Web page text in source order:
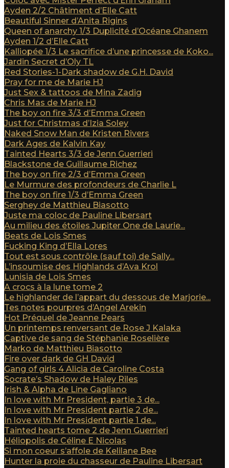
Ayden 2/2 Châtiment d’Elle Catt
Beautiful Sinner d’Anita Rigins
Queen of anarchy 1/3 Duplicité d’Océane Ghanem
Ayden 1/2 d’Elle Catt
Kalliopée 1/3 Le sacrifice d’une princesse de Koko...
Jardin Secret d’Oly TL
Red Stories-1-Dark shadow de G.H. David
Pray for me de Marie HJ
Just Sex & tattoos de Mina Zadig
Chris Mas de Marie HJ
The boy on fire 3/3 d’Emma Green
Just for Christmas d’Izia Soley
Naked Snow Man de Kristen Rivers
Dark Ages de Kalvin Kay
Tainted Hearts 3/3 de Jenn Guerrieri
Blackstone de Guillaume Richez
The boy on fire 2/3 d’Emma Green
Le Murmure des profondeurs de Charlie L
The boy on fire 1/3 d’Emma Green
Serghey de Matthieu Biasotto
Juste ma coloc de Pauline Libersart
Au milieu des étoiles Jupiter One de Laurie...
Beats de Lois Smes
Fucking King d’Ella Lores
Tout est sous contrôle (sauf toi) de Sally...
L’insoumise des Highlands d’Ava Krol
Lunisia de Lois Smes
A crocs à la lune tome 2
Le highlander de l’appart du dessous de Marjorie...
Tes notes pourpres d’Angel Arekin
Hot Préquel de Jeanne Pears
Un printemps renversant de Rose J Kalaka
Captive de sang de Stéphanie Roselière
Marko de Matthieu Biasotto
Fire over dark de GH David
Gang of girls 4 Alicia de Caroline Costa
Socrate’s Shadow de Haley Riles
Irish & Alpha de Line Gagliano
In love with Mr President, partie 3 de...
In love with Mr President partie 2 de...
In love with Mr President partie 1 de...
Tainted hearts tome 2 de Jenn Guerrieri
Héliopolis de Céline E Nicolas
Si mon coeur s’affole de Kelilane Bee
Hunter la proie du chasseur de Pauline Libersart